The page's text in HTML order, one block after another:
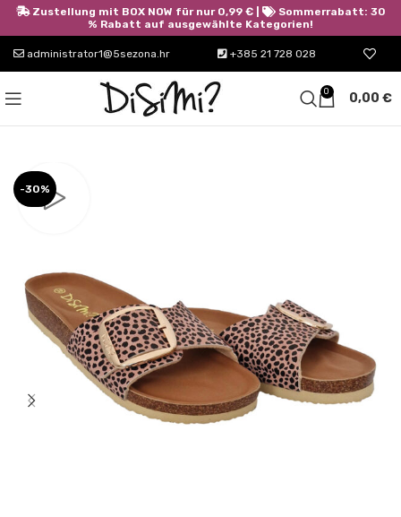
administrator1@5sezona.hr +385 21 728 028
0 0,00 €
-30%
Zustellung mit BOX NOW für nur 0,99 € |
Sommerrabatt: 30
% Rabatt auf ausgewählte Kategorien!